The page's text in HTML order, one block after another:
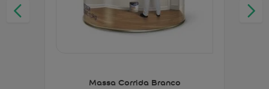
Massa Corrida Branco